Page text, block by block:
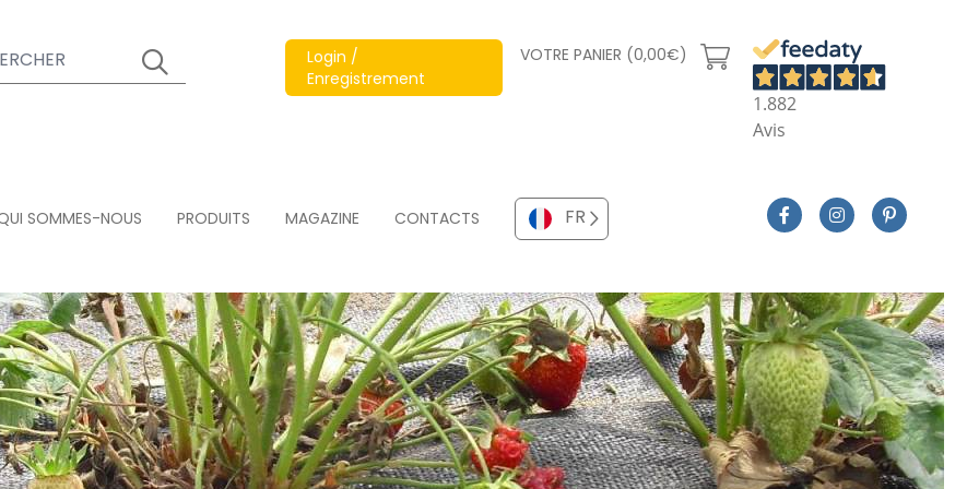
Login /
Enregistrement
VOTRE PANIER (0,00€)
1.882
Avis
SOMMES-NOUS PRODUITS MAGAZINE CONTACTS FR